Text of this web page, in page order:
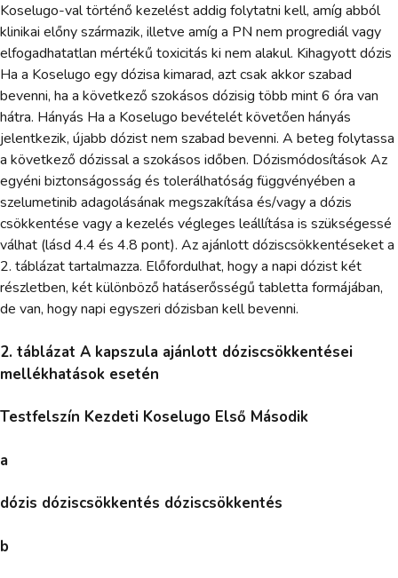
Koselugo-val történő kezelést addig folytatni kell, amíg abból
klinikai előny származik, illetve amíg a PN nem progrediál vagy
elfogadhatatlan mértékű toxicitás ki nem alakul. Kihagyott dózis
Ha a Koselugo egy dózisa kimarad, azt csak akkor szabad
bevenni, ha a következő szokásos dózisig több mint 6 óra van
hátra. Hányás Ha a Koselugo bevételét követően hányás
jelentkezik, újabb dózist nem szabad bevenni. A beteg folytassa
a következő dózissal a szokásos időben. Dózismódosítások Az
egyéni biztonságosság és tolerálhatóság függvényében a
szelumetinib adagolásának megszakítása és/vagy a dózis
csökkentése vagy a kezelés végleges leállítása is szükségessé
válhat (lásd 4.4 és 4.8 pont). Az ajánlott dóziscsökkentéseket a
2. táblázat tartalmazza. Előfordulhat, hogy a napi dózist két
részletben, két különböző hatáserősségű tabletta formájában,
de van, hogy napi egyszeri dózisban kell bevenni.
2. táblázat A kapszula ajánlott dóziscsökkentései
mellékhatások esetén
Testfelszín Kezdeti Koselugo Első Második
a
dózis dóziscsökkentés dóziscsökkentés
b